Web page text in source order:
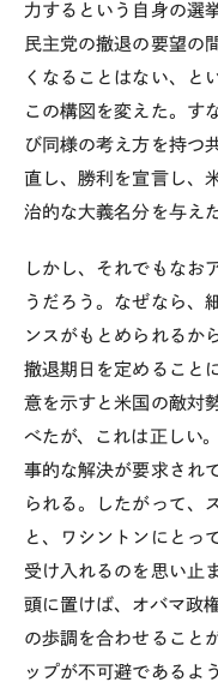
力するという自身の選
民主党の撤退の要望の
くなることはない、と
この構図を変えた。す
び同様の考え方を持つ
直し、勝利を宣言し、
治的な大義名分を与え
しかし、それでもなお
うだろう。なぜなら、
ンスがもとめられるか
撤退期日を定めること
意を示すと米国の敵対
べたが、これは正しい
事的な解決が要求され
られる。したがって、
と、ワシントンにとっ
受け入れるのを思い止
頭に置けば、オバマ政
の歩調を合わせること
ップが不可避であるよ